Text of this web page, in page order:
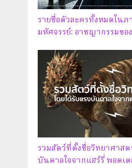
รายชื่อตัวละครทั้งหมดใน
มหัศจรรย์: อาชญากรรมขอ
รวมสัตว์ที่ตั้งชื่อวิทยาศาสต
บันดาลใจจากแฮร์รี่ พอตเ